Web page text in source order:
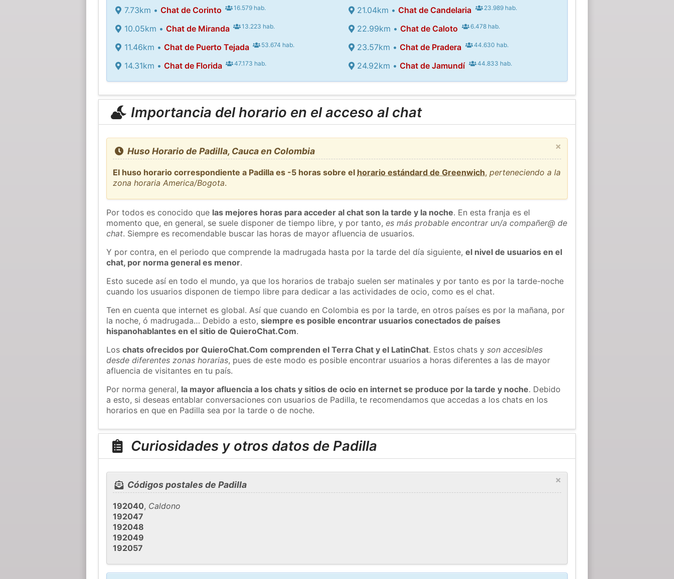
7.73km • Chat de Corinto 16.579 hab.
10.05km • Chat de Miranda 13.223 hab.
11.46km • Chat de Puerto Tejada 53.674 hab.
14.31km • Chat de Florida 47.173 hab.
21.04km •Chat de Candelaria 23.989 hab.
22.99km •Chat de Caloto 6.478 hab.
23.57km •Chat de Pradera 44.630 hab.
24.92km •Chat de Jamundí 44.833 hab.
Importancia del horario en el acceso al chat
×
Huso Horario de Padilla, Cauca en Colombia
El huso horario correspondiente a Padilla es -5 horas sobre el horario estándard de Greenwich,perteneciendo a la
zona horaria America/Bogota.
Por todos es conocido que las mejores horas para acceder al chat son la tarde y la noche. En esta franja es el
momento que, en general, se suele disponer de tiempo libre, y por tanto,es más probable encontrar un/a compañer@ de
chat. Siempre es recomendable buscar las horas de mayor afluencia de usuarios.
Y por contra, en el periodo que comprende la madrugada hasta por la tarde del día siguiente,el nivel de usuarios en el
chat, por norma general es menor.
Esto sucede así en todo el mundo, ya que los horarios de trabajo suelen ser matinales y por tanto es por la tarde-noche
cuando los usuarios disponen de tiempo libre para dedicar a las actividades de ocio, como es el chat.
Ten en cuenta que internet es global. Así que cuando en Colombia es por la tarde, en otros países es por la mañana, por
la noche, ó madrugada… Debido a esto,siempre es posible encontrar usuarios conectados de países
hispanohablantes en el sitio de QuieroChat.Com.
Loschats ofrecidos por QuieroChat.Com comprenden el Terra Chat y el LatinChat. Estos chats yson accesibles
desde diferentes zonas horarias, pues de este modo es posible encontrar usuarios a horas diferentes a las de mayor
afluencia de visitantes en tu país.
Por norma general, la mayor afluencia a los chats y sitios de ocio en internet se produce por la tarde y noche. Debido
a esto, si deseas entablar conversaciones con usuarios de Padilla, te recomendamos que accedas a los chats en los
horarios en que en Padilla sea por la tarde o de noche.
Curiosidades y otros datos de Padilla
×
Códigos postales de Padilla
192040, Caldono
192047
192048
192049
192057